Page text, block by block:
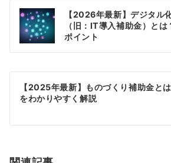
投
稿
ナ
ビ
シ
【2026年最新】デジタル
（旧：IT導入補助金）と
ポイント
【2025年最新】ものづくり補助金と
をわかりやすく解説